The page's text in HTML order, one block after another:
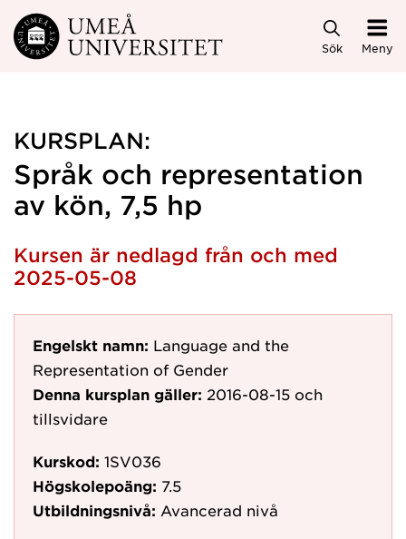
Hoppa direkt till innehållet
Sök Meny
KURSPLAN:
Språk och representation
av kön, 7,5 hp
Kursen är nedlagd från och med
2025-05-08
Engelskt namn: Language and the
Representation of Gender
Denna kursplan gäller: 2016-08-15 och
tillsvidare
Kurskod: 1SV036
Högskolepoäng: 7.5
Utbildningsnivå: Avancerad nivå